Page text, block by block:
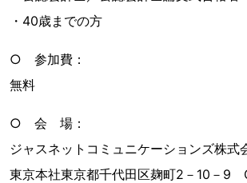
・40歳までの方
○ 参加費：
無料
○ 会 場：
ジャスネットコミュニケーションズ株式
東京本社東京都千代田区麹町2－10－9